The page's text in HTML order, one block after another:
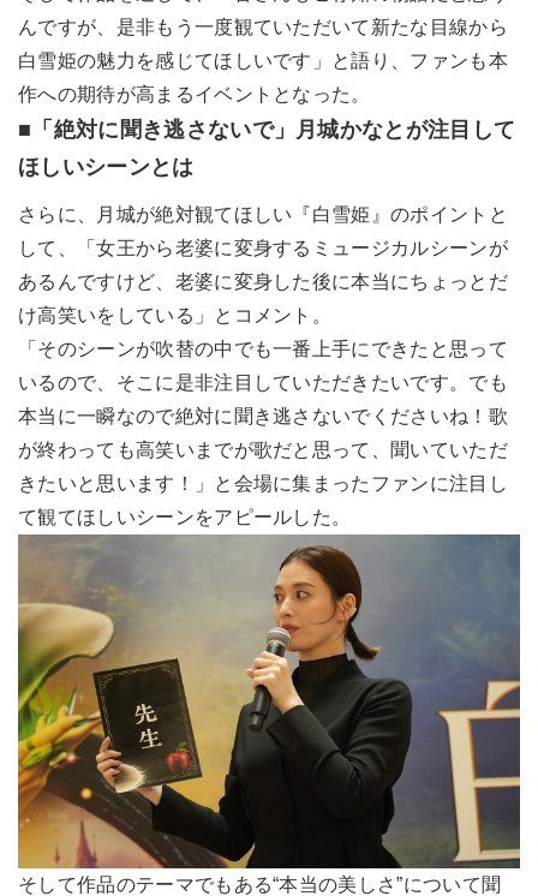
んですが、是非もう一度観ていただいて新たな目線から
白雪姫の魅力を感じてほしいです」と語り、ファンも本
作への期待が高まるイベントとなった。
■「絶対に聞き逃さないで」月城かなとが注目して
ほしいシーンとは
さらに、月城が絶対観てほしい『白雪姫』のポイントと
して、「女王から老婆に変身するミュージカルシーンが
あるんですけど、老婆に変身した後に本当にちょっとだ
け高笑いをしている」とコメント。
「そのシーンが吹替の中でも一番上手にできたと思って
いるので、そこに是非注目していただきたいです。でも
本当に一瞬なので絶対に聞き逃さないでくださいね！歌
が終わっても高笑いまでが歌だと思って、聞いていただ
きたいと思います！」と会場に集まったファンに注目し
て観てほしいシーンをアピールした。
そして作品のテーマでもある“本当の美しさ”について聞